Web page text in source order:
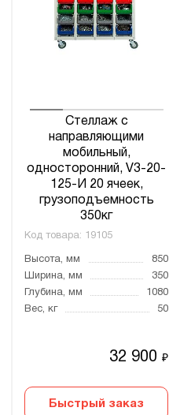
Стеллаж с
направляющими
мобильный,
односторонний, V3-20-
125-И 20 ячеек,
грузоподъемность
350кг
Код товара: 19105
Высота, мм
850
Ширина, мм
350
Глубина, мм
1080
Вес, кг
50
32 900 ₽
Быстрый заказ